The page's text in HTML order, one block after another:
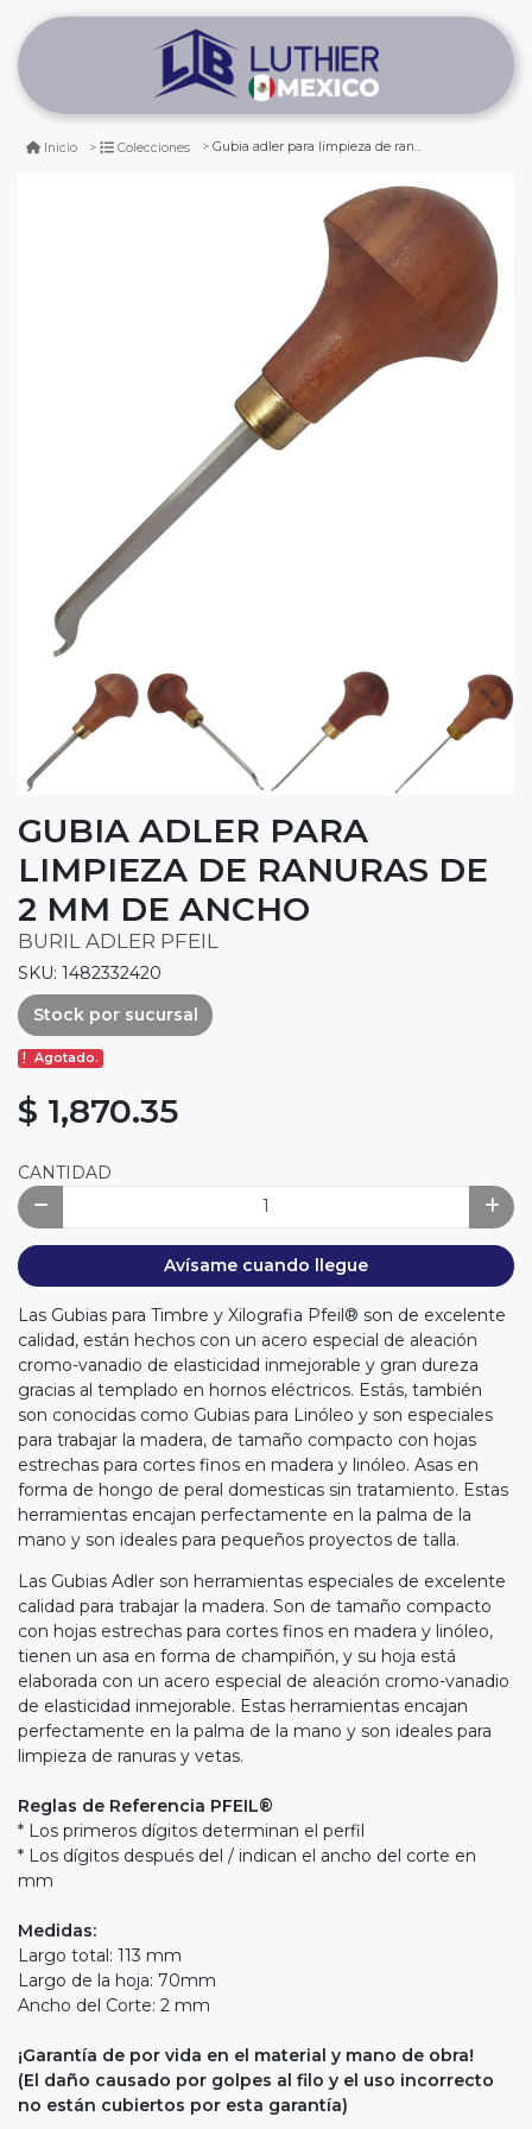
Inicio Colecciones Gubia adler para limpieza de ranuras de 2 mm de ancho
GUBIA ADLER PARA
LIMPIEZA DE RANURAS DE
2 MM DE ANCHO
BURIL ADLER PFEIL
SKU: 1482332420
Stock por sucursal
Agotado.
$ 1,870.35
CANTIDAD
Avísame cuando llegue
Las Gubias para Timbre y Xilografia Pfeil® son de excelente
calidad, están hechos con un acero especial de aleación
cromo-vanadio de elasticidad inmejorable y gran dureza
gracias al templado en hornos eléctricos. Estás, también
son conocidas como Gubias para Linóleo y son especiales
para trabajar la madera, de tamaño compacto con hojas
estrechas para cortes finos en madera y linóleo. Asas en
forma de hongo de peral domesticas sin tratamiento. Estas
herramientas encajan perfectamente en la palma de la
mano y son ideales para pequeños proyectos de talla.
Las Gubias Adler son herramientas especiales de excelente
calidad para trabajar la madera. Son de tamaño compacto
con hojas estrechas para cortes finos en madera y linóleo,
tienen un asa en forma de champiñón, y su hoja está
elaborada con un acero especial de aleación cromo-vanadio
de elasticidad inmejorable. Estas herramientas encajan
perfectamente en la palma de la mano y son ideales para
limpieza de ranuras y vetas.
Reglas de Referencia PFEIL®
* Los primeros dígitos determinan el perfil
* Los dígitos después del / indican el ancho del corte en
mm
Medidas:
Largo total: 113 mm
Largo de la hoja: 70mm
Ancho del Corte: 2 mm
¡Garantía de por vida en el material y mano de obra!
(El daño causado por golpes al filo y el uso incorrecto
no están cubiertos por esta garantía)